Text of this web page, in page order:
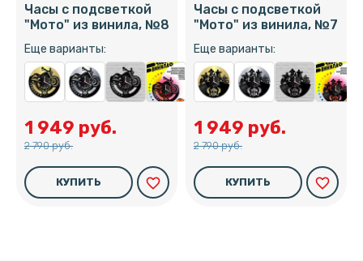
Часы с подсветкой
"Мото" из винила, №8
Еще варианты:
1 949 руб.
2 790 руб.
КУПИТЬ favorite_border
Часы с подсветкой
"Мото" из винила, №7
Еще варианты:
1 949 руб.
2 790 руб.
КУПИТЬ favorite_border